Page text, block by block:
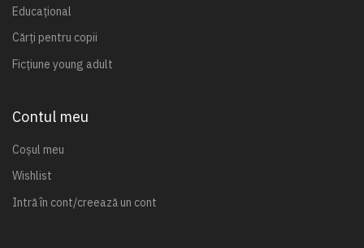
Educațional
Cărți pentru copii
Ficțiune young adult
Contul meu
Coșul meu
Wishlist
Intră în cont/creează un cont